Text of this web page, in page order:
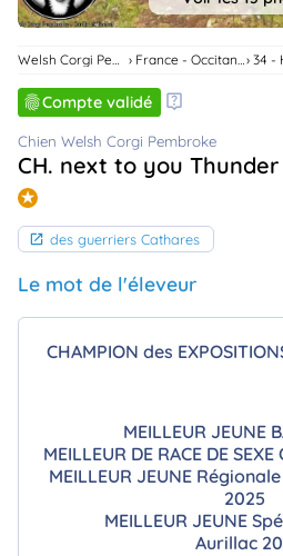
34 -
Compte validé
Chien Welsh Corgi Pembroke
CH. next to you Thunder
des guerriers Cathares
Le mot de l'éleveur
CHAMPION des
MEILLEUR JEUNE
MEILLEUR DE RACE DE
MEILLEUR JEUNE
2025
MEILLEUR JEUNE
Aurillac